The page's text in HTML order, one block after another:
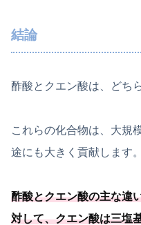
結論
酢酸とクエン酸は、どち
これらの化合物は、大規
途にも大きく貢献します。
酢酸とクエン酸の主な違
対して、クエン酸は三塩